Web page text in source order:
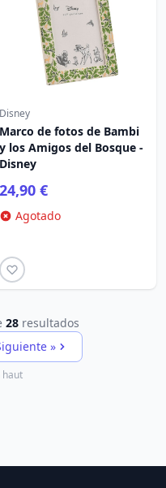
Disney
Marco de fotos de Bambi
y los Amigos del Bosque -
Disney
24,90 €
Agotado
28resultados
»
haut